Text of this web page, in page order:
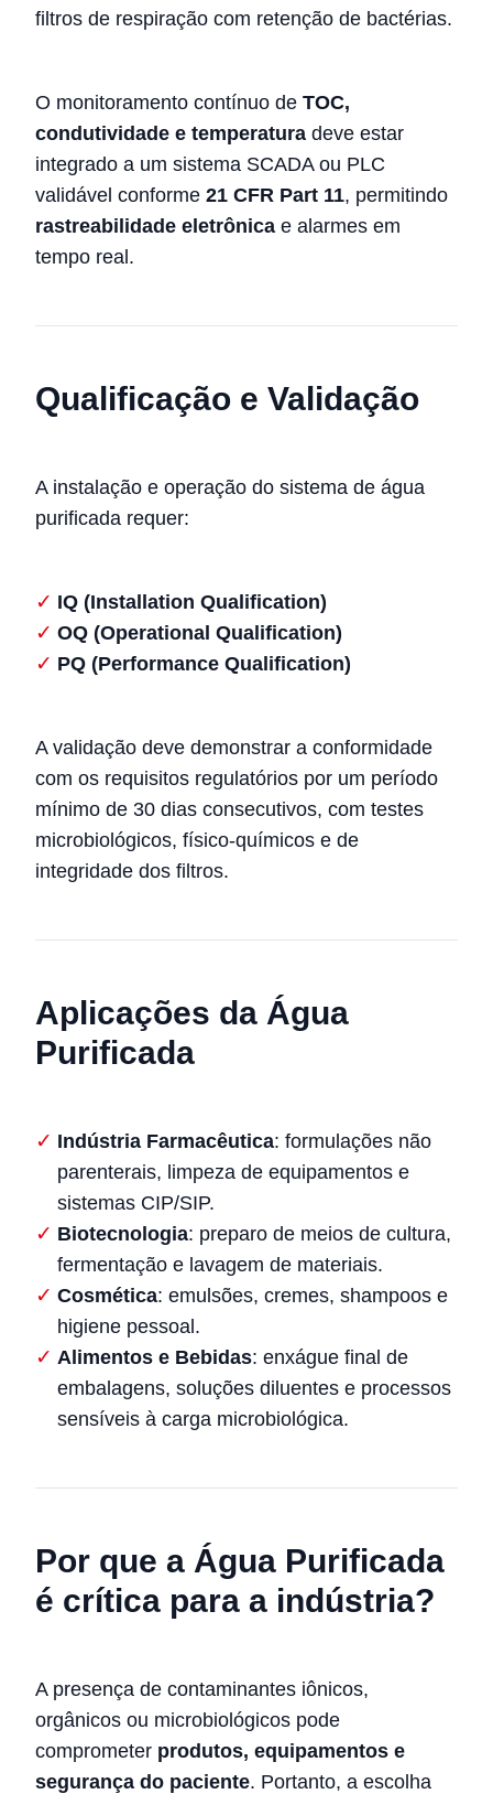
filtros de respiração com retenção de bactérias.
O monitoramento contínuo de TOC,
condutividade e temperatura deve estar
integrado a um sistema SCADA ou PLC
validável conforme 21 CFR Part 11, permitindo
rastreabilidade eletrônica e alarmes em
tempo real.
Qualificação e Validação
A instalação e operação do sistema de água
purificada requer:
IQ (Installation Qualification)
OQ (Operational Qualification)
PQ (Performance Qualification)
A validação deve demonstrar a conformidade
com os requisitos regulatórios por um período
mínimo de 30 dias consecutivos, com testes
microbiológicos, físico-químicos e de
integridade dos filtros.
Aplicações da Água
Purificada
Indústria Farmacêutica: formulações não
parenterais, limpeza de equipamentos e
sistemas CIP/SIP.
Biotecnologia: preparo de meios de cultura,
fermentação e lavagem de materiais.
Cosmética: emulsões, cremes, shampoos e
higiene pessoal.
Alimentos e Bebidas: enxágue final de
embalagens, soluções diluentes e processos
sensíveis à carga microbiológica.
Por que a Água Purificada
é crítica para a indústria?
A presença de contaminantes iônicos,
orgânicos ou microbiológicos pode
comprometer produtos, equipamentos e
segurança do paciente. Portanto, a escolha